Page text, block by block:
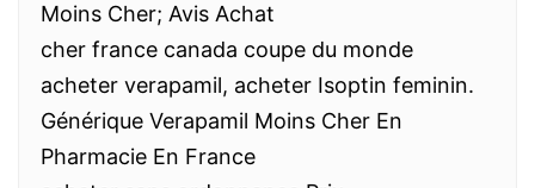
Moins Cher; Avis Achat
cher france canada coupe du monde
acheter verapamil, acheter Isoptin feminin.
Générique Verapamil Moins Cher En
Pharmacie En France